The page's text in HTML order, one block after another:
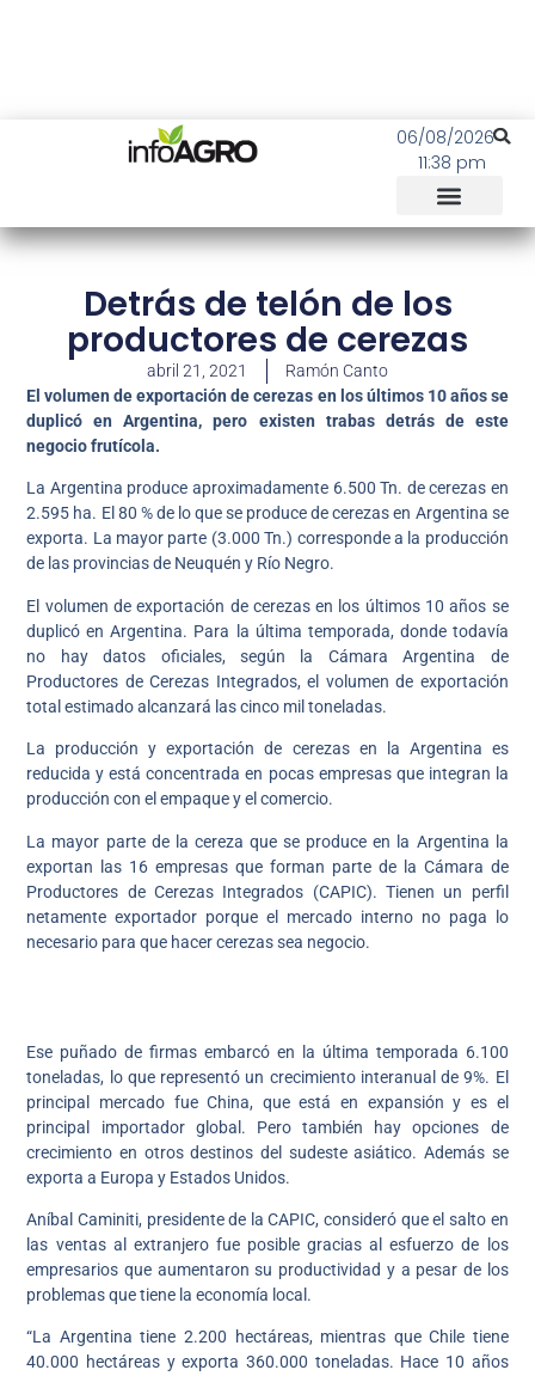
06/08/2026
11:38 pm
Detrás de telón de los
productores de cerezas
abril 21, 2021
Ramón Canto
El volumen de exportación de cerezas en los últimos 10 años se
duplicó en Argentina, pero existen trabas detrás de este
negocio frutícola.
La Argentina produce aproximadamente 6.500 Tn. de cerezas en
2.595 ha. El 80 % de lo que se produce de cerezas en Argentina se
exporta. La mayor parte (3.000 Tn.) corresponde a la producción
de las provincias de Neuquén y Río Negro.
El volumen de exportación de cerezas en los últimos 10 años se
duplicó en Argentina. Para la última temporada, donde todavía
no hay datos oficiales, según la Cámara Argentina de
Productores de Cerezas Integrados, el volumen de exportación
total estimado alcanzará las cinco mil toneladas.
La producción y exportación de cerezas en la Argentina es
reducida y está concentrada en pocas empresas que integran la
producción con el empaque y el comercio.
La mayor parte de la cereza que se produce en la Argentina la
exportan las 16 empresas que forman parte de la Cámara de
Productores de Cerezas Integrados (CAPIC). Tienen un perfil
netamente exportador porque el mercado interno no paga lo
necesario para que hacer cerezas sea negocio.
Ese puñado de firmas embarcó en la última temporada 6.100
toneladas, lo que representó un crecimiento interanual de 9%. El
principal mercado fue China, que está en expansión y es el
principal importador global. Pero también hay opciones de
crecimiento en otros destinos del sudeste asiático. Además se
exporta a Europa y Estados Unidos.
Aníbal Caminiti, presidente de la CAPIC, consideró que el salto en
las ventas al extranjero fue posible gracias al esfuerzo de los
empresarios que aumentaron su productividad y a pesar de los
problemas que tiene la economía local.
“La Argentina tiene 2.200 hectáreas, mientras que Chile tiene
40.000 hectáreas y exporta 360.000 toneladas. Hace 10 años